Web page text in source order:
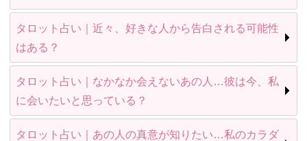
タロット占い｜近々、好きな人から告白される可能性
はある？
タロット占い｜なかなか会えないあの人…彼は今、私
に会いたいと思っている？
タロット占い｜あの人の真意が知りたい…私のカラダ